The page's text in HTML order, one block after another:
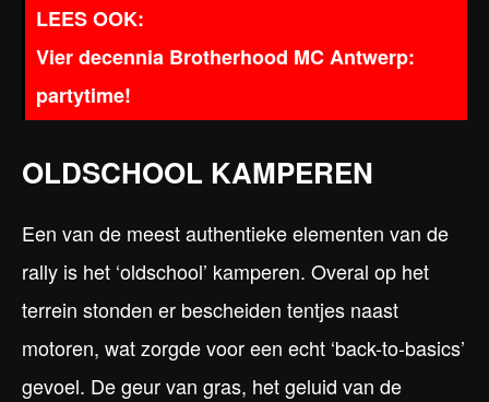
Vier decennia Brotherhood MC Antwerp:
partytime!
OLDSCHOOL KAMPEREN
Een van de meest authentieke elementen van de
rally is het ‘oldschool’ kamperen. Overal op het
terrein stonden er bescheiden tentjes naast
motoren, wat zorgde voor een echt ‘back-to-basics’
gevoel. De geur van gras, het geluid van de